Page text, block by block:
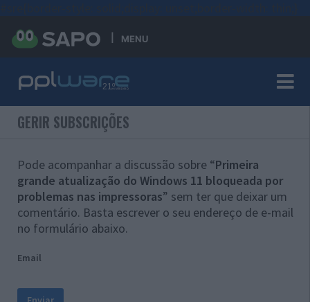
MENU
GERIR SUBSCRIÇÕES
Pode acompanhar a discussão sobre “Primeira
grande atualização do Windows 11 bloqueada por
problemas nas impressoras” sem ter que deixar um
comentário. Basta escrever o seu endereço de e-mail
no formulário abaixo.
Email